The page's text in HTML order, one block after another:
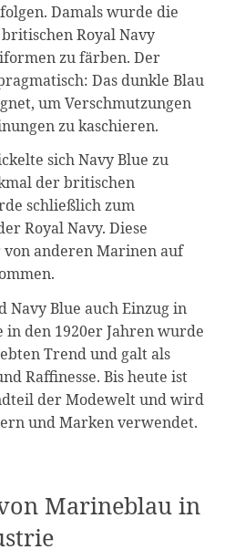
Damals wurde die
Royal Navy
zu färben. Der
Das dunkle Blau
um Verschmutzungen
zu kaschieren.
sich Navy Blue zu
der britischen
schließlich zum
Royal Navy. Diese
anderen Marinen auf
Navy Blue auch Einzug in
in den 1920er Jahren wurde
Trend und galt als
Raffinesse. Bis heute ist
der Modewelt und wird
und Marken verwendet.
Marineblau in